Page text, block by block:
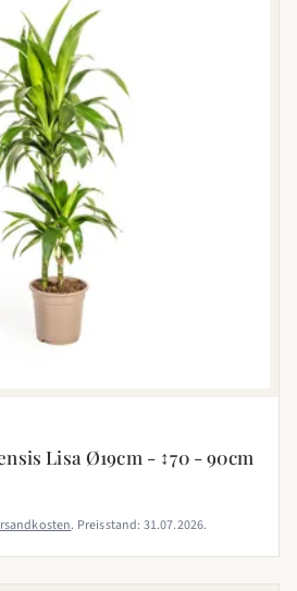
Lisa Ø19cm - ↕70 - 90cm
. Preisstand: 31.07.2026.